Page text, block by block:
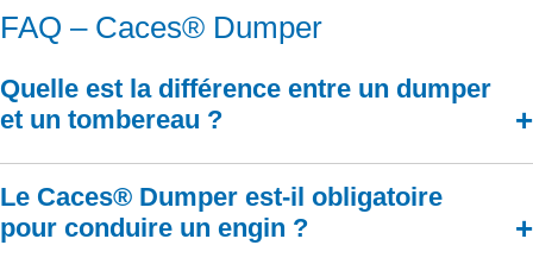
FAQ – Caces® Dumper
Quelle est la différence entre un dumper
et un tombereau ?
équipés d’une benne basculante pour transporter des matériaux. Le
tombereauest une version de dumper de grande capacité, rigide ou
articulé, utilisée sur les carrières et les chantiers lourds. Chez
Le Caces® Dumper est-il obligatoire
pour conduire un engin ?